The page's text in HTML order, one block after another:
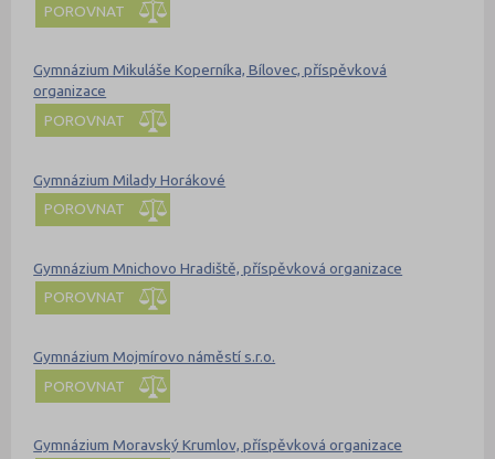
POROVNAT
Gymnázium Mikuláše Koperníka, Bílovec, příspěvková
organizace
POROVNAT
Gymnázium Milady Horákové
POROVNAT
Gymnázium Mnichovo Hradiště, příspěvková organizace
POROVNAT
Gymnázium Mojmírovo náměstí s.r.o.
POROVNAT
Gymnázium Moravský Krumlov, příspěvková organizace